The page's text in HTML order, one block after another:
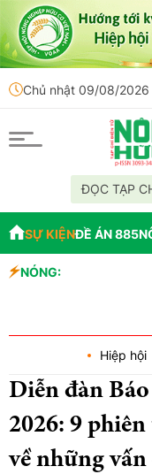
Chủ nhật 09/08/2026
ĐỌC TẠP
SỰ KIỆNĐỀ ÁN 885
NÓNG:
Hiệp hội
Diễn đàn
2026: 9
về những